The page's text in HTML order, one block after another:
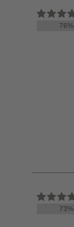
76%
73%